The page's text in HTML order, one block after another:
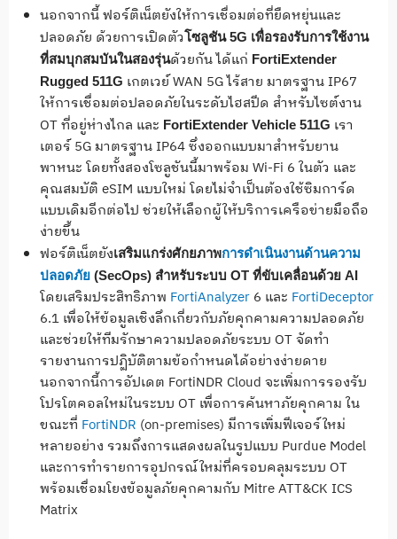
นอกจากนี้ ฟอร์ติเน็ตยังให้การเชื่อมต่อที่ยืดหยุ่นและ
ปลอดภัย ด้วยการเปิดตัวโซลูชัน5G เพื่อรองรับการใช้งาน
ที่สมบุกสมบันในสองรุ่นด้วยกัน ได้แก่ FortiExtender
Rugged 511G เกตเวย์ WAN 5G ไร้สาย มาตรฐาน IP67
ให้การเชื่อมต่อปลอดภัยในระดับไฮสปีด สำหรับไซต์งาน
OT ที่อยู่ห่างไกล และ FortiExtender Vehicle 511G เรา
เตอร์ 5G มาตรฐาน IP64 ซึ่งออกแบบมาสำหรับยาน
พาหนะ โดยทั้งสองโซลูชันนี้มาพร้อม Wi-Fi 6 ในตัว และ
คุณสมบัติ eSIM แบบใหม่ โดยไม่จำเป็นต้องใช้ซิมการ์ด
แบบเดิมอีกต่อไป ช่วยให้เลือกผู้ให้บริการเครือข่ายมือถือ
ง่ายขึ้น
ฟอร์ติเน็ตยังเสริมแกร่งศักยภาพการดำเนินงานด้านความ
ปลอดภัย (SecOps) สำหรับระบบ OT ที่ขับเคลื่อนด้วย AI
โดยเสริมประสิทธิภาพ FortiAnalyzer 6 และ FortiDeceptor
6.1 เพื่อให้ข้อมูลเชิงลึกเกี่ยวกับภัยคุกคามความปลอดภัย
และช่วยให้ทีมรักษาความปลอดภัยระบบ OT จัดทำ
รายงานการปฏิบัติตามข้อกำหนดได้อย่างง่ายดาย
นอกจากนี้การอัปเดต FortiNDR Cloud จะเพิ่มการรองรับ
โปรโตคอลใหม่ในระบบ OT เพื่อการค้นหาภัยคุกคาม ใน
ขณะที่ FortiNDR (on-premises) มีการเพิ่มฟีเจอร์ใหม่
หลายอย่าง รวมถึงการแสดงผลในรูปแบบ Purdue Model
และการทำรายการอุปกรณ์ใหม่ที่ครอบคลุมระบบ OT
พร้อมเชื่อมโยงข้อมูลภัยคุกคามกับ Mitre ATT&CK ICS
Matrix